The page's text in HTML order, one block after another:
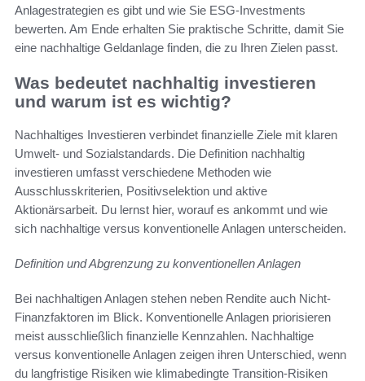
Anlagestrategien es gibt und wie Sie ESG-Investments
bewerten. Am Ende erhalten Sie praktische Schritte, damit Sie
eine nachhaltige Geldanlage finden, die zu Ihren Zielen passt.
Was bedeutet nachhaltig investieren
und warum ist es wichtig?
Nachhaltiges Investieren verbindet finanzielle Ziele mit klaren
Umwelt- und Sozialstandards. Die Definition nachhaltig
investieren umfasst verschiedene Methoden wie
Ausschlusskriterien, Positivselektion und aktive
Aktionärsarbeit. Du lernst hier, worauf es ankommt und wie
sich nachhaltige versus konventionelle Anlagen unterscheiden.
Definition und Abgrenzung zu konventionellen Anlagen
Bei nachhaltigen Anlagen stehen neben Rendite auch Nicht-
Finanzfaktoren im Blick. Konventionelle Anlagen priorisieren
meist ausschließlich finanzielle Kennzahlen. Nachhaltige
versus konventionelle Anlagen zeigen ihren Unterschied, wenn
du langfristige Risiken wie klimabedingte Transition-Risiken